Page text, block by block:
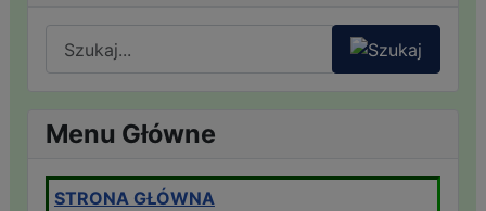
Menu Główne
STRONA GŁÓWNA